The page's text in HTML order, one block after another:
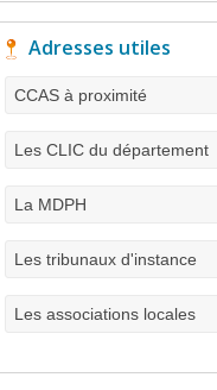
Adresses utiles
CCAS à proximité
Les CLIC du département
La MDPH
Les tribunaux d'instance
Les associations locales